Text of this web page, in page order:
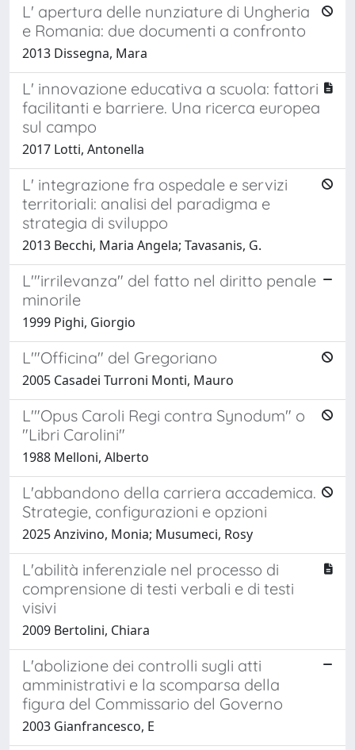
L' apertura delle nunziature di Ungheria
e Romania: due documenti a confronto
2013 Dissegna, Mara
L' innovazione educativa a scuola: fattori
facilitanti e barriere. Una ricerca europea
sul campo
2017 Lotti, Antonella
L' integrazione fra ospedale e servizi
territoriali: analisi del paradigma e
strategia di sviluppo
2013 Becchi, Maria Angela; Tavasanis, G.
L'"irrilevanza" del fatto nel diritto penale
minorile
1999 Pighi, Giorgio
L'"Officina" del Gregoriano
2005 Casadei Turroni Monti, Mauro
L'"Opus Caroli Regi contra Synodum" o
"Libri Carolini"
1988 Melloni, Alberto
L'abbandono della carriera accademica.
Strategie, configurazioni e opzioni
2025 Anzivino, Monia; Musumeci, Rosy
L'abilità inferenziale nel processo di
comprensione di testi verbali e di testi
visivi
2009 Bertolini, Chiara
L'abolizione dei controlli sugli atti
amministrativi e la scomparsa della
figura del Commissario del Governo
2003 Gianfrancesco, E